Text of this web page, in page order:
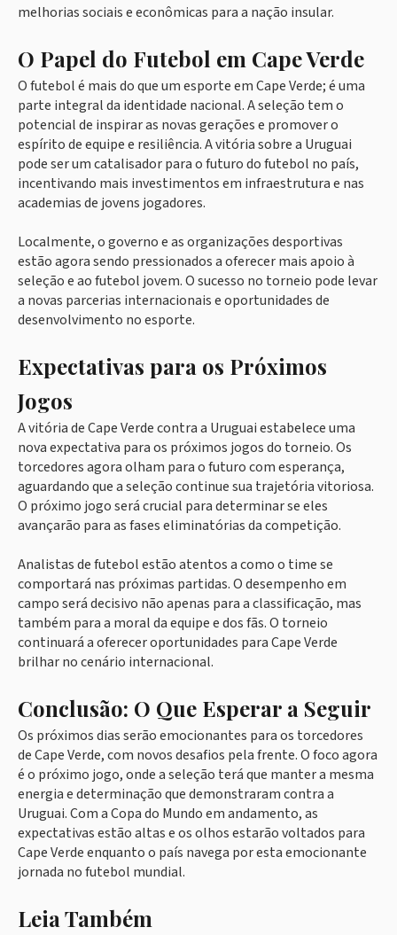
melhorias sociais e econômicas para a nação insular.
O Papel do Futebol em Cape Verde
O futebol é mais do que um esporte em Cape Verde; é uma
parte integral da identidade nacional. A seleção tem o
potencial de inspirar as novas gerações e promover o
espírito de equipe e resiliência. A vitória sobre a Uruguai
pode ser um catalisador para o futuro do futebol no país,
incentivando mais investimentos em infraestrutura e nas
academias de jovens jogadores.
Localmente, o governo e as organizações desportivas
estão agora sendo pressionados a oferecer mais apoio à
seleção e ao futebol jovem. O sucesso no torneio pode levar
a novas parcerias internacionais e oportunidades de
desenvolvimento no esporte.
Expectativas para os Próximos
Jogos
A vitória de Cape Verde contra a Uruguai estabelece uma
nova expectativa para os próximos jogos do torneio. Os
torcedores agora olham para o futuro com esperança,
aguardando que a seleção continue sua trajetória vitoriosa.
O próximo jogo será crucial para determinar se eles
avançarão para as fases eliminatórias da competição.
Analistas de futebol estão atentos a como o time se
comportará nas próximas partidas. O desempenho em
campo será decisivo não apenas para a classificação, mas
também para a moral da equipe e dos fãs. O torneio
continuará a oferecer oportunidades para Cape Verde
brilhar no cenário internacional.
Conclusão: O Que Esperar a Seguir
Os próximos dias serão emocionantes para os torcedores
de Cape Verde, com novos desafios pela frente. O foco agora
é o próximo jogo, onde a seleção terá que manter a mesma
energia e determinação que demonstraram contra a
Uruguai. Com a Copa do Mundo em andamento, as
expectativas estão altas e os olhos estarão voltados para
Cape Verde enquanto o país navega por esta emocionante
jornada no futebol mundial.
Leia Também